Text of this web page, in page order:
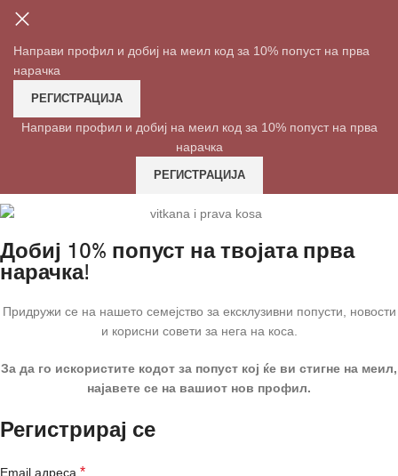
Направи профил и добиј на меил код за 10% попуст на прва
нарачка
РЕГИСТРАЦИЈА
Направи профил и добиј на меил код за 10% попуст на прва
нарачка
РЕГИСТРАЦИЈА
Добиј 10% попуст на твојата прва
нарачка!
Придружи се на нашето семејство за ексклузивни попусти, новости
и корисни совети за нега на коса.
За да го искористите кодот за попуст кој ќе ви стигне на меил,
најавете се на вашиот нов профил.
Регистрирај се
Email адреса *